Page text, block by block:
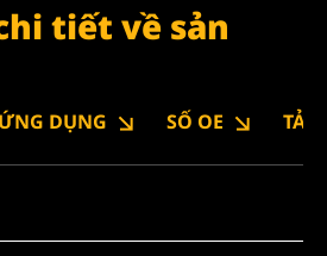
tiết về sản
ỨNG DỤNG SỐ OE TẢI